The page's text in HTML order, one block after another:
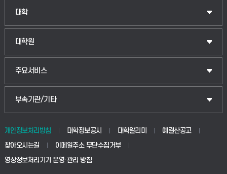
대학
인문융합공공인재학부
법경영학부
생명공학부
대학원
일반대학원
산업대학원
공공정책대학원
교육대학원
주요서비스
입학안내
웹메일
학사시스템(전문학사 및 전공심화)
부속기관/기타
중앙도서관
학생생활관(안성)
개인정보처리방침 대학정보공시 대학알리미
예결산공고
찾아오시는길
이메일주소 무단수집거부
영상정보처리기기 운영·관리 방침